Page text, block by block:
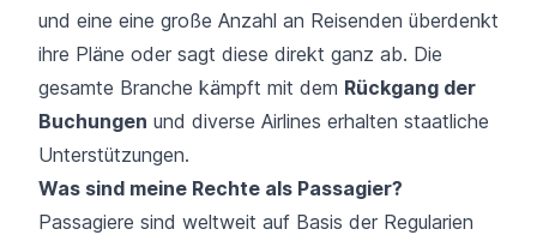
und eine eine große Anzahl an Reisenden überdenkt
ihre Pläne oder sagt diese direkt ganz ab. Die
gesamte Branche kämpft mit dem Rückgang der
Buchungen und diverse Airlines erhalten staatliche
Unterstützungen.
Was sind meine Rechte als Passagier?
Passagiere sind weltweit auf Basis der Regularien